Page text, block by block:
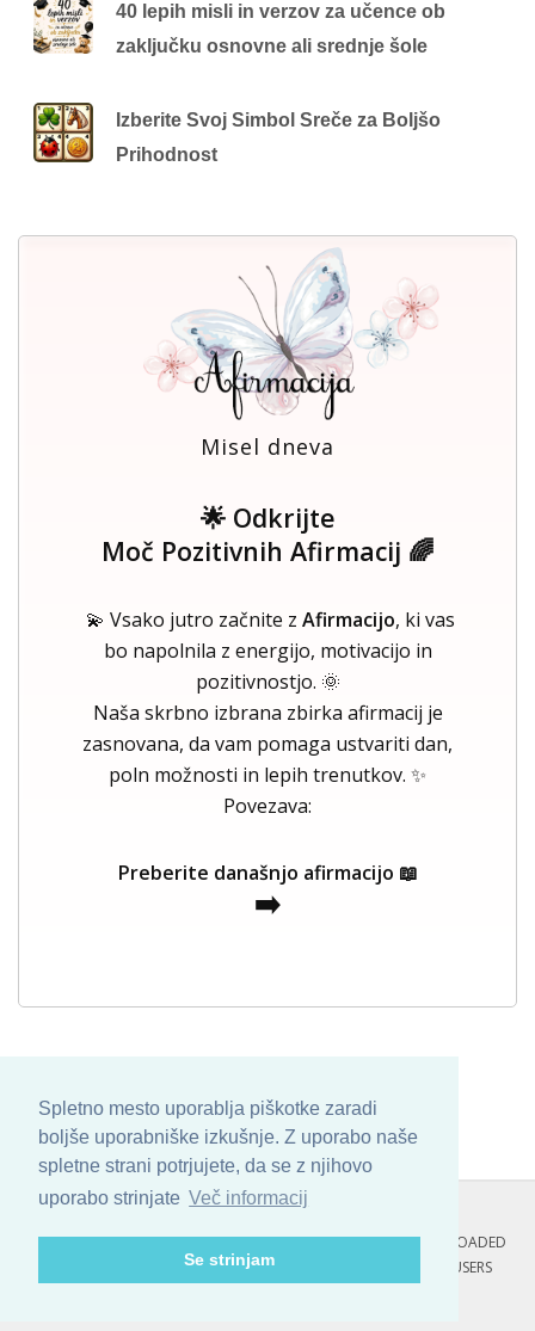
Spletno mesto uporablja piškotke zaradi
boljše uporabniške izkušnje. Z uporabo naše
spletne strani potrjujete, da se z njihovo
uporabo strinjate Več informacij
Se strinjam
40 lepih misli in verzov za učence ob
zaključku osnovne ali srednje šole
Izberite Svoj Simbol Sreče za Boljšo
Prihodnost
Misel dneva
🌟 Odkrijte
Moč Pozitivnih Afirmacij 🌈
💫 Vsako jutro začnite z Afirmacijo, ki vas
bo napolnila z energijo, motivacijo in
pozitivnostjo. 🌞
Naša skrbno izbrana zbirka afirmacij je
zasnovana, da vam pomaga ustvariti dan,
poln možnosti in lepih trenutkov. ✨
Povezava:
Preberite današnjo afirmacijo 📖
➡️
COPYRIGHT © 2013 - 2026 BYSKINBASE. ALL ARTWORK ARE UPLOADED
AND COPYRIGHTED TO ITS AUTHOR.
POZITIVNE MISLI : 99 USERS